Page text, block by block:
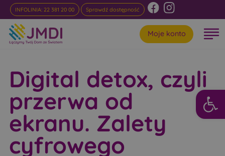
INFOLINIA: 22 381 20 00 Sprawdź dostępność
Moje konto
Digital detox, czyli
przerwa od
ekranu. Zalety
cyfrowego